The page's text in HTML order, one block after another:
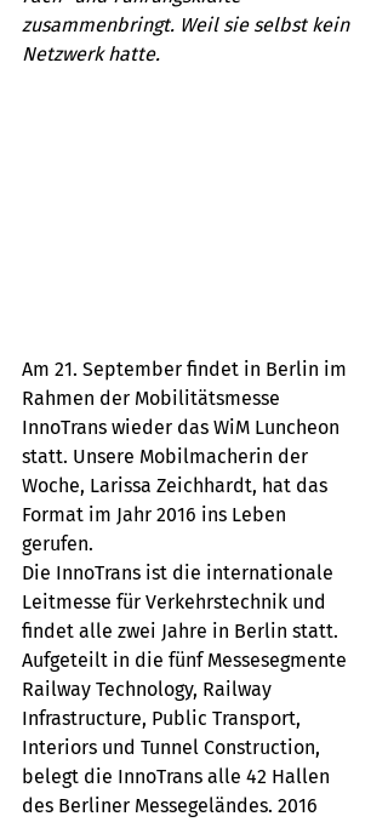
zusammenbringt. Weil sie selbst kein
Netzwerk hatte.
Am 21. September findet in Berlin im
Rahmen der Mobilitätsmesse
InnoTrans wieder das WiM Luncheon
statt. Unsere Mobilmacherin der
Woche, Larissa Zeichhardt, hat das
Format im Jahr 2016 ins Leben
gerufen.
Die InnoTrans ist die internationale
Leitmesse für Verkehrstechnik und
findet alle zwei Jahre in Berlin statt.
Aufgeteilt in die fünf Messesegmente
Railway Technology, Railway
Infrastructure, Public Transport,
Interiors und Tunnel Construction,
belegt die InnoTrans alle 42 Hallen
des Berliner Messegeländes. 2016